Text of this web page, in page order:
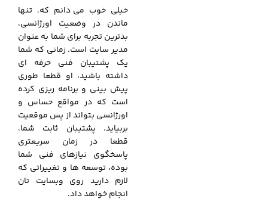
خیلی خوب می‌ دانم که، تنها
ماندن در وضعیت اورژانسی،
بدترین تجربه برای شما به عنوان
مدیر سایت است. زمانی که شما
یک پشتیبان فنی حرفه ای
داشته باشید، او قطعا طوری
پیش بینی و برنامه ریزی کرده
است که در مواقع حساس و
اورژانسی بتواند از پس موقعیت
بربیاید. پشتیبان ثابت شما،
قطعا در زمان سریعتری
پاسخگوی نیازهای فنی شما
بوده، توسعه ها و تغییراتی که
لازم دارید روی وبسایت تان
انجام خواهد داد.